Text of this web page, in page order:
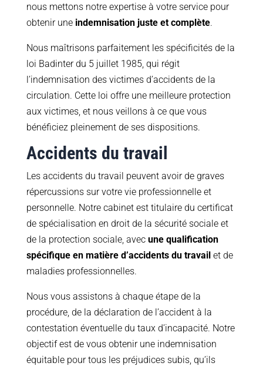
nous mettons notre expertise à votre service pour
obtenir une indemnisation juste et complète.
Nous maîtrisons parfaitement les spécificités de la
loi Badinter du 5 juillet 1985, qui régit
l’indemnisation des victimes d’accidents de la
circulation. Cette loi offre une meilleure protection
aux victimes, et nous veillons à ce que vous
bénéficiez pleinement de ses dispositions.
Accidents du travail
Les accidents du travail peuvent avoir de graves
répercussions sur votre vie professionnelle et
personnelle. Notre cabinet est titulaire du certificat
de spécialisation en droit de la sécurité sociale et
de la protection sociale, avecune qualification
spécifique en matière d’accidents du travailet de
maladies professionnelles.
Nous vous assistons à chaque étape de la
procédure, de la déclaration de l’accident à la
contestation éventuelle du taux d’incapacité. Notre
objectif est de vous obtenir une indemnisation
équitable pour tous les préjudices subis, qu’ils